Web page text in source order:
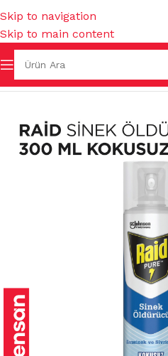
Skip to navigation
Skip to main content
& TEMİZLEYİCİLER